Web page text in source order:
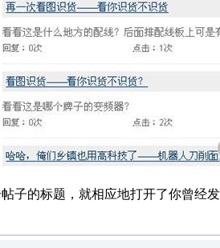
子的标题，就相应地打开了你曾经